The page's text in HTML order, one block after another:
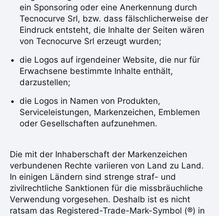
ein Sponsoring oder eine Anerkennung durch
Tecnocurve Srl, bzw. dass fälschlicherweise der
Eindruck entsteht, die Inhalte der Seiten wären
von Tecnocurve Srl erzeugt wurden;
die Logos auf irgendeiner Website, die nur für
Erwachsene bestimmte Inhalte enthält,
darzustellen;
die Logos in Namen von Produkten,
Serviceleistungen, Markenzeichen, Emblemen
oder Gesellschaften aufzunehmen.
Die mit der Inhaberschaft der Markenzeichen
verbundenen Rechte variieren von Land zu Land.
In einigen Ländern sind strenge straf- und
zivilrechtliche Sanktionen für die missbräuchliche
Verwendung vorgesehen. Deshalb ist es nicht
ratsam das Registered-Trade-Mark-Symbol (®) in